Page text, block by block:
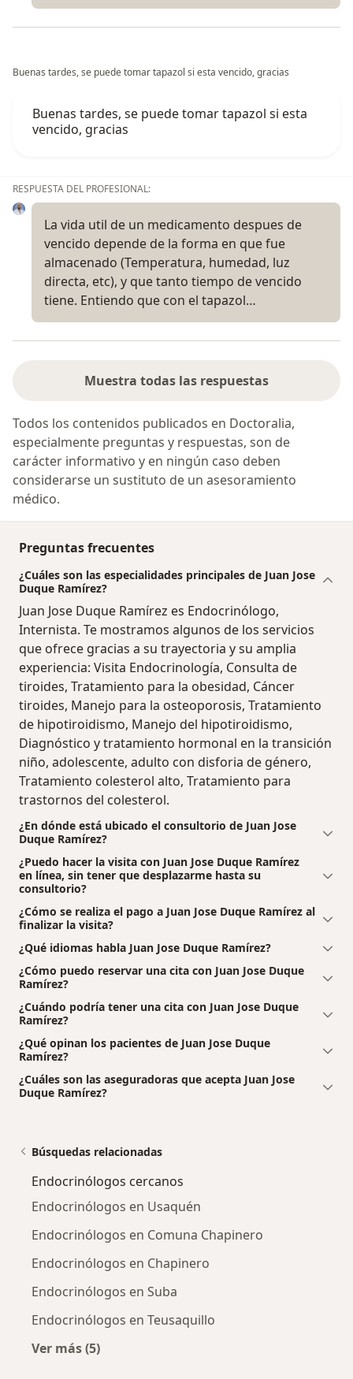
Buenas tardes, se puede tomar tapazol si esta vencido, gracias
Buenas tardes, se puede tomar tapazol si esta
vencido, gracias
RESPUESTA DEL PROFESIONAL:
La vida util de un medicamento despues de
vencido depende de la forma en que fue
almacenado (Temperatura, humedad, luz
directa, etc), y que tanto tiempo de vencido
tiene. Entiendo que con el tapazol…
Muestra todas las respuestas
Todos los contenidos publicados en Doctoralia,
especialmente preguntas y respuestas, son de
carácter informativo y en ningún caso deben
considerarse un sustituto de un asesoramiento
médico.
Preguntas frecuentes
¿Cuáles son las especialidades principales de Juan Jose
Duque Ramírez?
Juan Jose Duque Ramírez es Endocrinólogo,
Internista. Te mostramos algunos de los servicios
que ofrece gracias a su trayectoria y su amplia
experiencia: Visita Endocrinología, Consulta de
tiroides, Tratamiento para la obesidad, Cáncer
tiroides, Manejo para la osteoporosis, Tratamiento
de hipotiroidismo, Manejo del hipotiroidismo,
Diagnóstico y tratamiento hormonal en la transición
niño, adolescente, adulto con disforia de género,
Tratamiento colesterol alto, Tratamiento para
trastornos del colesterol.
¿En dónde está ubicado el consultorio de Juan Jose
Duque Ramírez?
¿Puedo hacer la visita con Juan Jose Duque Ramírez
en línea, sin tener que desplazarme hasta su
consultorio?
¿Cómo se realiza el pago a Juan Jose Duque Ramírez al
finalizar la visita?
¿Qué idiomas habla Juan Jose Duque Ramírez?
¿Cómo puedo reservar una cita con Juan Jose Duque
Ramírez?
¿Cuándo podría tener una cita con Juan Jose Duque
Ramírez?
¿Qué opinan los pacientes de Juan Jose Duque
Ramírez?
¿Cuáles son las aseguradoras que acepta Juan Jose
Duque Ramírez?
Búsquedas relacionadas
Endocrinólogos cercanos
Endocrinólogos en Usaquén
Endocrinólogos en Comuna Chapinero
Endocrinólogos en Chapinero
Endocrinólogos en Suba
Endocrinólogos en Teusaquillo
Ver más (5)